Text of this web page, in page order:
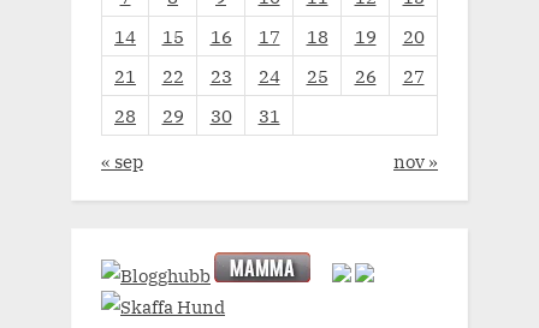
14
15 16 17 18 19
20
21
22 23 24 25 26
27
28
29 30
31
« sep
nov »